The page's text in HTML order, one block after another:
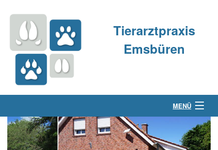
Tierarztpraxis
Emsbüren
MENÜ
Über uns